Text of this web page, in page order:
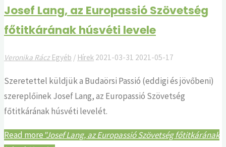
Josef Lang, az Europassió Szövetség
főtitkárának húsvéti levele
Veronika Rácz Egyéb / Hírek 2021-03-31 2021-05-17
Szeretettel küldjük a Budaörsi Passió (eddigi és jövőbeni)
szereplőinek Josef Lang, az Europassió Szövetség
főtitkárának húsvéti levelét.
Read more"Josef Lang, az Europassió Szövetség főtitkárának